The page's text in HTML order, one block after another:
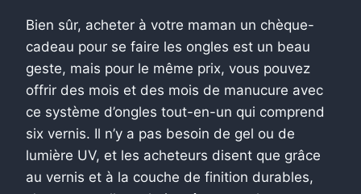
Bien sûr, acheter à votre maman un chèque-
cadeau pour se faire les ongles est un beau
geste, mais pour le même prix, vous pouvez
offrir des mois et des mois de manucure avec
ce système d’ongles tout-en-un qui comprend
six vernis. Il n’y a pas besoin de gel ou de
lumière UV, et les acheteurs disent que grâce
au vernis et à la couche de finition durables,